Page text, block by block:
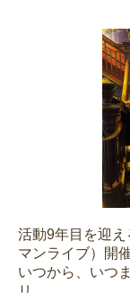
活動9年目を迎
マンライブ）開
いつから、いつ